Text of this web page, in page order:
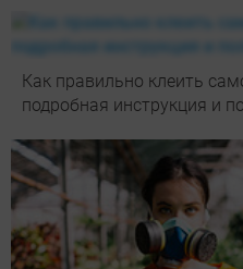
Как правильно клеить
подробная инструкция и